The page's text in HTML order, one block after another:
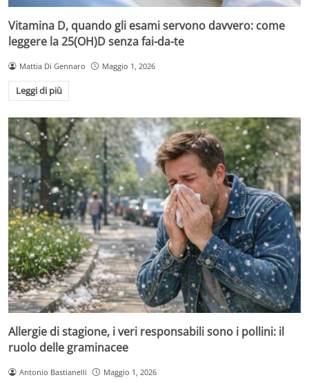
Vitamina D, quando gli esami servono davvero: come
leggere la 25(OH)D senza fai-da-te
Mattia Di Gennaro Maggio 1, 2026
Leggi di più
Allergie di stagione, i veri responsabili sono i pollini: il
ruolo delle graminacee
Antonio Bastianelli Maggio 1, 2026